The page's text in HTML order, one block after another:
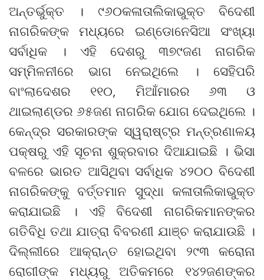
ଅନ୍ତର୍ଭୁକ୍ତ । ୯୬୦କଳାତାଲିକାଭୁକ୍ତ ବିଦେଶୀ
ନାଗରିକଙ୍କ ମଧ୍ୟରେ ଇଣ୍ଡୋନେସିଆ ସଂଖ୍ୟା
ସର୍ବାଧିକ । ଏହି ଦେଶରୁ ୩୭୯ଜଣ ନାଗରିକ
ସମ୍ମିଳନୀରେ ଭାଗ ନେଇଥିଲେ । ସେହିପରି
ବାଂଲାଦେଶର ୧୧୦, ମିଆଁମାରର ୬୩ ଓ
ଥାଇଲାଣ୍ଡର ୬୫ଜଣ ନାଗରିକ ଯୋଗ ଦେଇଥିଲେ ।
କେନ୍ଦ୍ର ସରକାରଙ୍କ ସ୍ୱରାଷ୍ଟ୍ର ମନ୍ତ୍ରଣାଳୟ
ପକ୍ଷରୁ ଏହି ସୂଚନା ଶୁକ୍ରବାର ଦିଆଯାଇଛି । ଭିସା
ବଳରେ ଭାରତ ଆସିଥିବା ସର୍ବାଧିକ ୪୨୦୦ ବିଦେଶୀ
ନାଗରିକଙ୍କୁ ବର୍ତ୍ତମାନ ସୁଦ୍ଧା କଳାତାଲିକାଭୁକ୍ତ
କରାଯାଇଛି । ଏହି ବିଦେଶୀ ନାଗରିକମାନଙ୍କର
ଗତିବିଧି ତଥା ଯାତ୍ରା ବିବରଣୀ ଯାଞ୍ଚ କରାଯାଉଛି ।
ଦିଲ୍ଲୀରେ ଆକ୍ରାନ୍ତ ହୋଇଥିବା ୨୯୩ କରୋନା
ରୋଗୀଙ୍କ ମଧ୍ୟରୁ ଅତିକମରେ ୧୪୨ଜଣଙ୍କର